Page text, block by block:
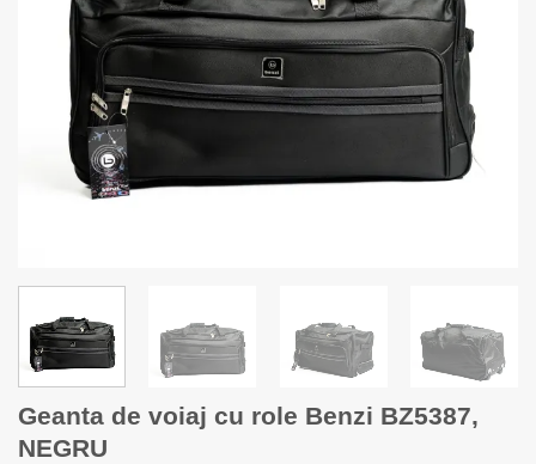
Geanta de voiaj cu role Benzi BZ5387,
NEGRU